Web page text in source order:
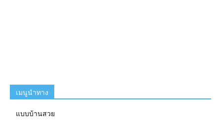
เมนูนำทาง
แบบบ้านสวย